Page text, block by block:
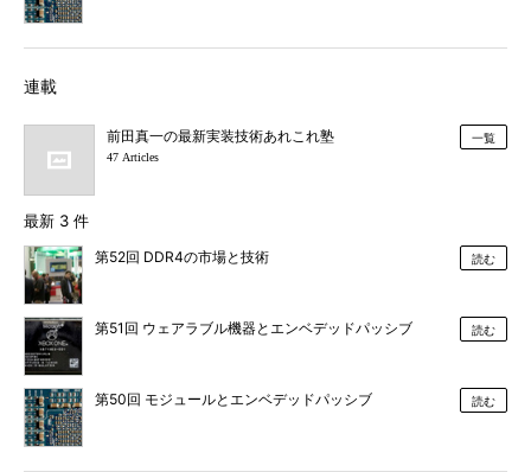
連載
前田真一の最新実装技術あれこれ塾
47 Articles
一覧
最新 3 件
第52回 DDR4の市場と技術 読む
第51回 ウェアラブル機器とエンベデッドパッシブ 読む
第50回 モジュールとエンベデッドパッシブ 読む